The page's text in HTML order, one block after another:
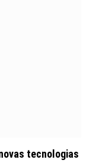
tecnologias